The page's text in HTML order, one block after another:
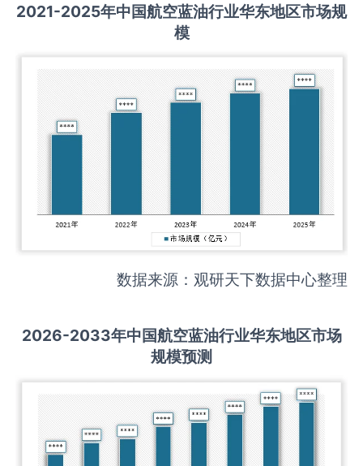
2021-2025年中国航空蓝油行业华东地区市场规
模
数据来源：观研天下数据中心整理
2026-2033年中国航空蓝油行业华东地区市场
规模预测